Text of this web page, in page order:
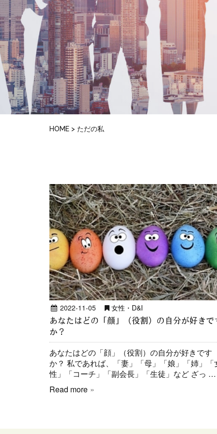
HOME > ただの私
2022-11-05 女性・D&I
あなたはどの「顔」（役割）の自分が好きで
か？
あなたはどの「顔」（役割）の自分が好きです
か？ 私であれば、「妻」「母」「娘」「姉」「
性」「コーチ」「副会長」「生徒」など ざっ …
Read more